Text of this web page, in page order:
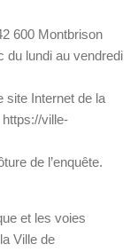
600 Montbrison
du lundi au vendredi
site Internet de la
ville-
de l’enquête.
et les voies
Ville de